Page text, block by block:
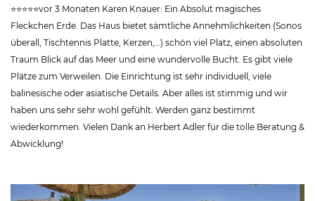
⭐⭐⭐⭐⭐vor 3 Monaten Karen Knauer: Ein Absolut magisches
Fleckchen Erde. Das Haus bietet sämtliche Annehmlichkeiten (Sonos
überall, Tischtennis Platte, Kerzen,…) schön viel Platz, einen absoluten
Traum Blick auf das Meer und eine wundervolle Bucht. Es gibt viele
Plätze zum Verweilen. Die Einrichtung ist sehr individuell, viele
balinesische oder asiatische Details. Aber alles ist stimmig und wir
haben uns sehr sehr wohl gefühlt. Werden ganz bestimmt
wiederkommen. Vielen Dank an Herbert Adler für die tolle Beratung &
Abwicklung!